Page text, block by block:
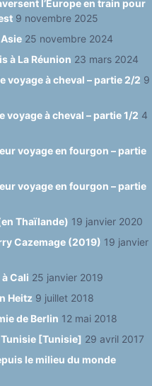
n
el
l’Europe en train pour
9 novembre 2025
25 novembre 2024
à La Réunion 23 mars 2024
voyage à cheval – partie 2/2 9
voyage à cheval – partie 1/2 4
voyage en fourgon – partie
voyage en fourgon – partie
Thaïlande) 19 janvier 2020
Cazemage (2019) 19 janvier
Cali 25 janvier 2019
Heitz 9 juillet 2018
de Berlin 12 mai 2018
Tunisie [Tunisie] 29 avril 2017
le milieu du monde